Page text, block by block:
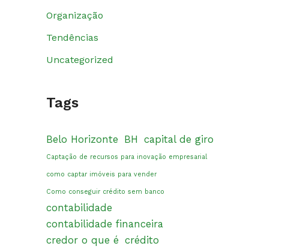
Organização
Tendências
Uncategorized
Tags
Belo Horizonte BH capital de giro
Captação de recursos para inovação empresarial
como captar imóveis para vender
Como conseguir crédito sem banco
contabilidade
contabilidade financeira
credor o que é crédito